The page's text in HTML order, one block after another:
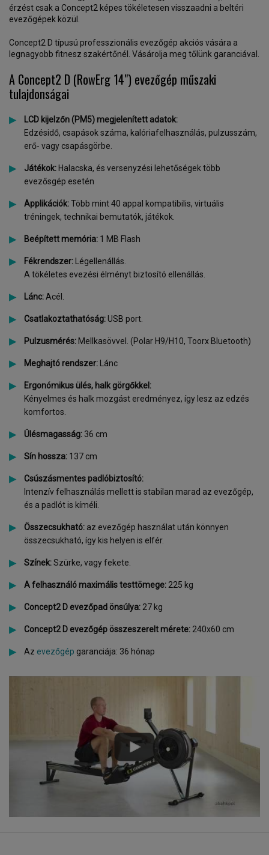
érzést csak a Concept2 képes tökéletesen visszaadni a beltéri
evezőgépek közül.
Concept2 D típusú professzionális evezőgép akciós vására a
legnagyobb fitnesz szakértőnél. Vásárolja meg tőlünk garanciával.
A Concept2 D (RowErg 14") evezőgép műszaki
tulajdonságai
LCD kijelzőn (PM5) megjelenített adatok:
Edzésidő, csapások száma, kalóriafelhasználás, pulzusszám,
erő- vagy csapásgörbe.
Játékok: Halacska, és versenyzési lehetőségek több
evezősgép esetén
Applikációk:Több mint 40 appal kompatibilis, virtuális
tréningek, technikai bemutatók, játékok.
Beépített memória: 1 MB Flash
Fékrendszer: Légellenállás.
A tökéletes evezési élményt biztosító ellenállás.
Lánc:Acél.
Csatlakoztathatóság:USB port.
Pulzusmérés: Mellkasövvel. (Polar H9/H10, Toorx Bluetooth)
Meghajtó rendszer: Lánc
Ergonómikus ülés, halk görgőkkel:
Kényelmes és halk mozgást eredményez, így lesz az edzés
komfortos.
Ülésmagasság: 36 cm
Sín hossza: 137 cm
Csúszásmentes padlóbiztosító:
Intenzív felhasználás mellett is stabilan marad az evezőgép,
és a padlót is kíméli.
Összecsukható: az evezőgép használat után könnyen
összecsukható, így kis helyen is elfér.
Színek:Szürke, vagy fekete.
A felhasználó maximális testtömege: 225 kg
Concept2 D evezőpad önsúlya: 27 kg
Concept2 D evezőgép összeszerelt mérete: 240x60 cm
Az evezőgép garanciája: 36 hónap